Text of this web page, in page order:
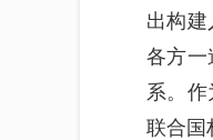
出构
各方一
系。
联合国